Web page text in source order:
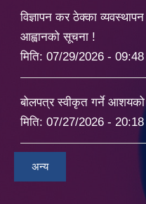
विज्ञापन कर ठेक्का
आह्वानको सूचना !
मिति: 07/29/2026 - 09:48
बोलपत्र स्वीकृत गर्ने
मिति: 07/27/2026 - 20:18
अन्य